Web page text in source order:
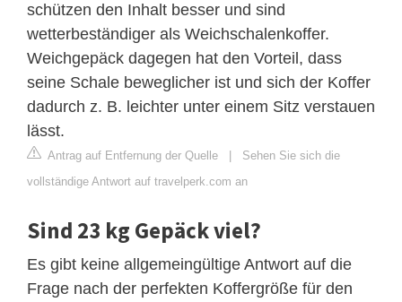
schützen den Inhalt besser und sind
wetterbeständiger als Weichschalenkoffer.
Weichgepäck dagegen hat den Vorteil, dass
seine Schale beweglicher ist und sich der Koffer
dadurch z. B. leichter unter einem Sitz verstauen
lässt.
Antrag auf Entfernung der Quelle | Sehen Sie sich die
vollständige Antwort auf travelperk.com an
Sind 23 kg Gepäck viel?
Es gibt keine allgemeingültige Antwort auf die
Frage nach der perfekten Koffergröße für den